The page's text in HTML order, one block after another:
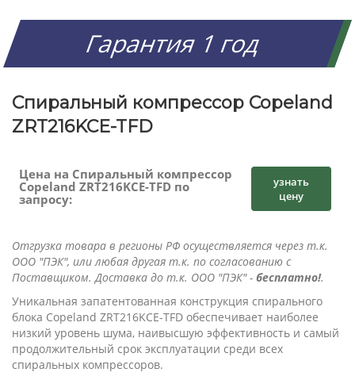
Гарантия 1 год
Спиральный компрессор Copeland
ZRT216KCE-TFD
Цена на Спиральный компрессор
Copeland ZRT216KCE-TFD по
запросу:
узнать
цену
Отгрузка товара в регионы РФ осуществляется через т.к.
ООО "ПЭК", или любая другая т.к. по согласованию с
Поставщиком. Доставка до т.к. ООО "ПЭК" - бесплатно!.
Уникальная запатентованная конструкция спирального
блока Copeland ZRT216KCE-TFD обеспечивает наиболее
низкий уровень шума, наивысшую эффективность и самый
продолжительный срок эксплуатации среди всех
спиральных компрессоров.